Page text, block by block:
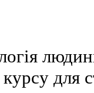
для